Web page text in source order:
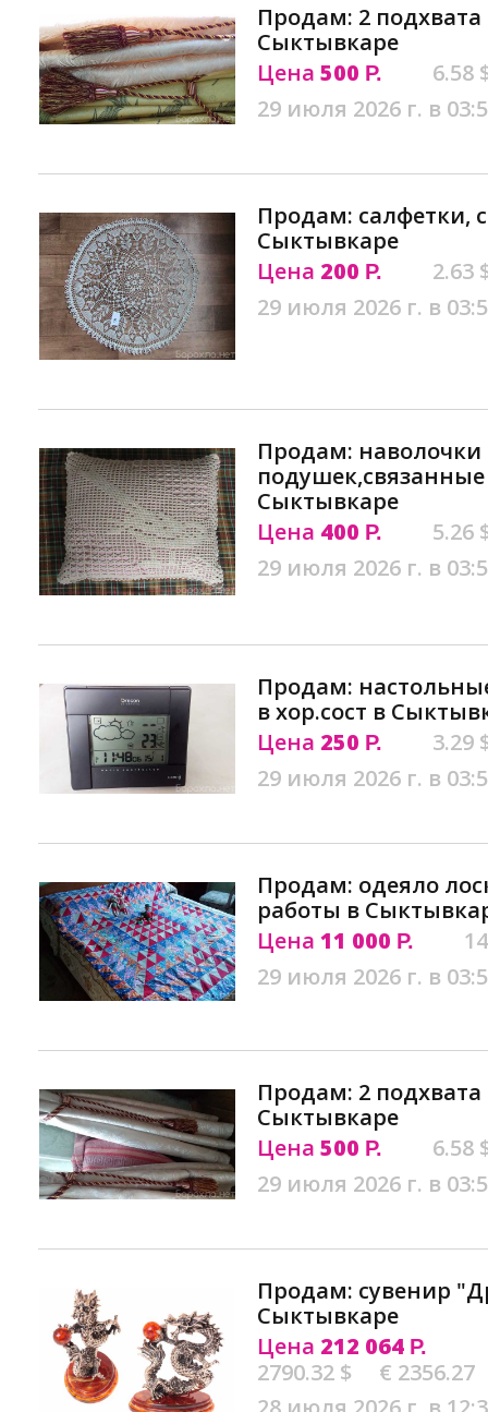
Продам: 2
Сыктывкаре
Цена 500 Р.
6.58
29 июля 2026 г. в
Продам: салфетки,
Сыктывкаре
Цена 200 Р.
2.63
29 июля 2026 г. в
Продам: наволочки
Сыктывкаре
Цена 400 Р.
5.26
29 июля 2026 г. в
Продам:
в хор.сост в
Цена 250 Р.
3.29
29 июля 2026 г. в
Продам: одеяло
работы в
Цена 11 000 Р.
29 июля 2026 г. в
Продам: 2
Сыктывкаре
Цена 500 Р.
6.58
29 июля 2026 г. в
Продам: сувенир
Сыктывкаре
Цена 212 064 Р.
2790.32 $
€ 2356.27